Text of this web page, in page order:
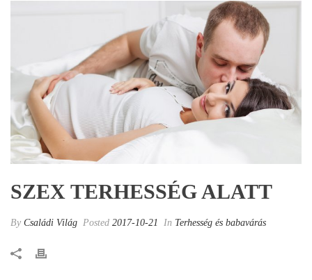
SZEX TERHESSÉG ALATT
By Családi Világ Posted 2017-10-21 In Terhesség és babavárás